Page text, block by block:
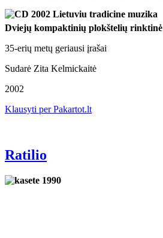
Dviejų kompaktinių plokštelių rinktinė
35-erių metų geriausi įrašai
Sudarė Zita Kelmickaitė
2002
Klausyti per Pakartot.lt
Ratilio